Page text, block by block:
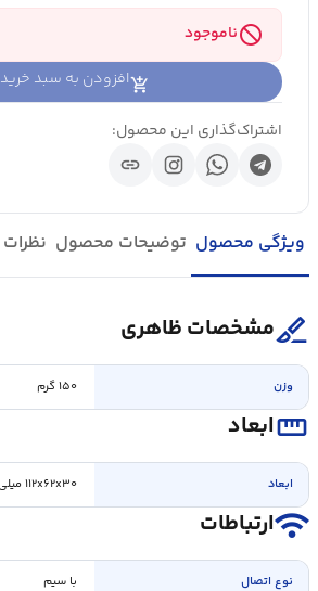
blockناموجود
افزودن به سبد خرید
اشتراک‌گذاری این محصول:
link
ویژگی محصول توضیحات محصول نظرات
surgicalمشخصات ظاهری
وزن ۱۵۰ گرم
straightenابعاد
ابعاد ۱۱۲x۶۲x۳۰ میلی‌متر
wifiارتباطات
نوع اتصال با سیم